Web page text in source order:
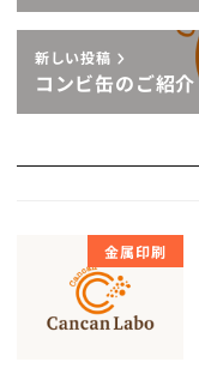
新しい投稿
コンビ缶のご紹介
金属印刷